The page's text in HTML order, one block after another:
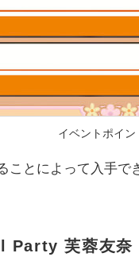
イベントポイン
ことによって入手で
Party 芙蓉友奈